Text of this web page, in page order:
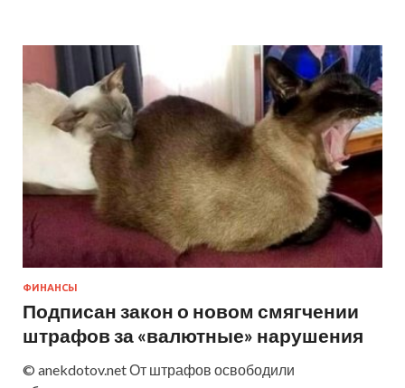
ФИНАНСЫ
Подписан закон о новом смягчении
штрафов за «валютные» нарушения
© anekdotov.net От штрафов освободили